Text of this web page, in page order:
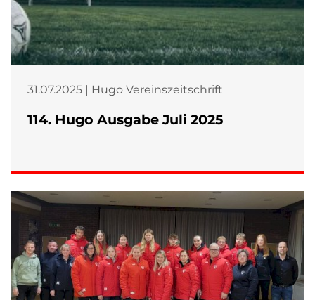
31.07.2025 | Hugo Vereinszeitschrift
114. Hugo Ausgabe Juli 2025